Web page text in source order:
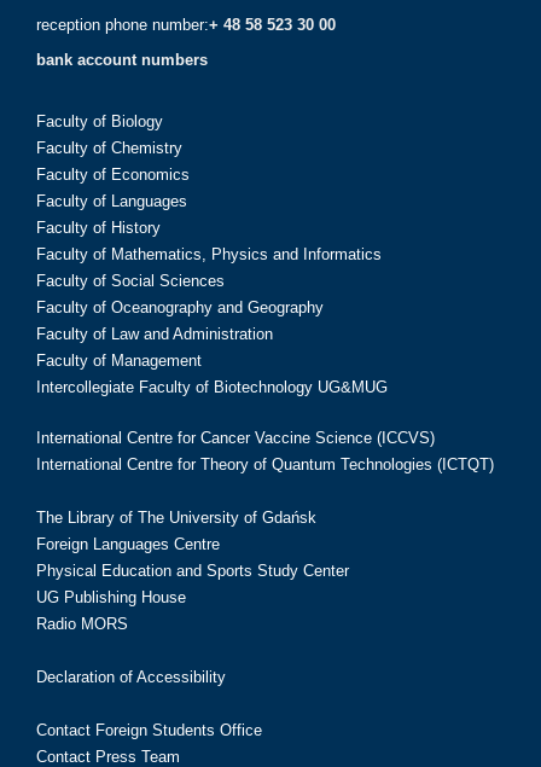
reception phone number:+ 48 58 523 30 00
bank account numbers
Faculty of Biology
Faculty of Chemistry
Faculty of Economics
Faculty of Languages
Faculty of History
Faculty of Mathematics, Physics and Informatics
Faculty of Social Sciences
Faculty of Oceanography and Geography
Faculty of Law and Administration
Faculty of Management
Intercollegiate Faculty of Biotechnology UG&MUG
International Centre for Cancer Vaccine Science (ICCVS)
International Centre for Theory of Quantum Technologies (ICTQT)
The Library of The University of Gdańsk
Foreign Languages Centre
Physical Education and Sports Study Center
UG Publishing House
Radio MORS
Declaration of Accessibility
Contact Foreign Students Office
Contact Press Team